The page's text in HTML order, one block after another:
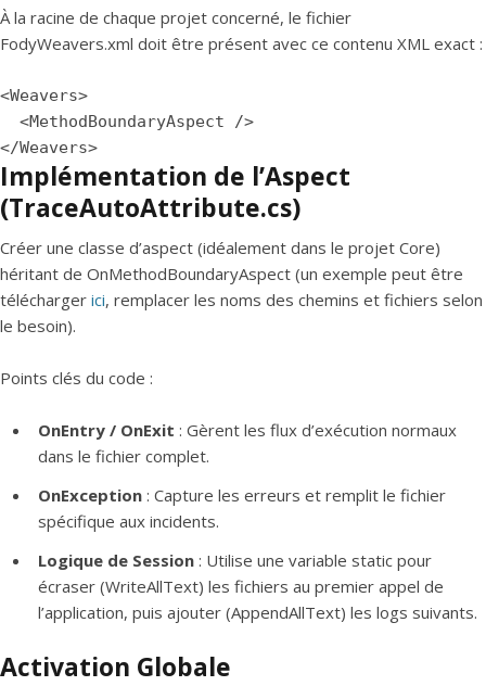
À la racine de chaque projet concerné, le fichier
FodyWeavers.xml doit être présent avec ce contenu XML exact :
<Weavers>
Implémentation de l’Aspect
(TraceAutoAttribute.cs)
Créer une classe d’aspect (idéalement dans le projet Core)
héritant de OnMethodBoundaryAspect (un exemple peut être
télécharger ici, remplacer les noms des chemins et fichiers selon
le besoin).
Points clés du code :
OnEntry / OnExit : Gèrent les flux d’exécution normaux
dans le fichier complet.
OnException : Capture les erreurs et remplit le fichier
spécifique aux incidents.
Logique de Session : Utilise une variable static pour
écraser (WriteAllText) les fichiers au premier appel de
l’application, puis ajouter (AppendAllText) les logs suivants.
Activation Globale